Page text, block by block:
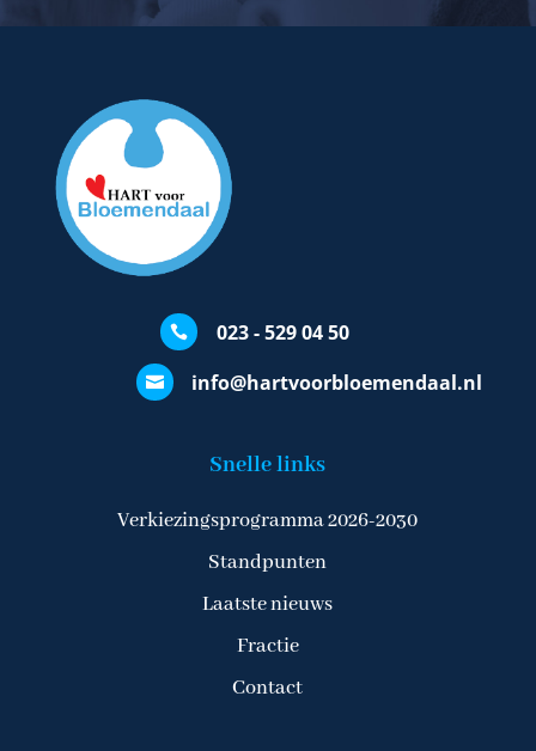
 023 - 529 04 50
 info@hartvoorbloemendaal.nl
Snelle links
Verkiezingsprogramma 2026-2030
Standpunten
Laatste nieuws
Fractie
Contact